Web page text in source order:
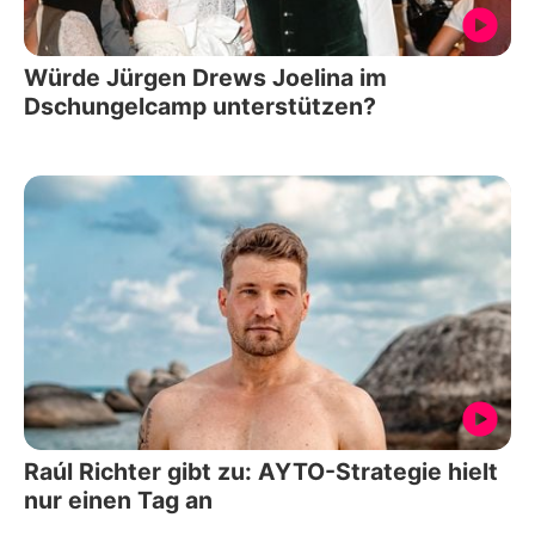
Würde Jürgen Drews Joelina im
Dschungelcamp unterstützen?
Raúl Richter gibt zu: AYTO-Strategie hielt
nur einen Tag an